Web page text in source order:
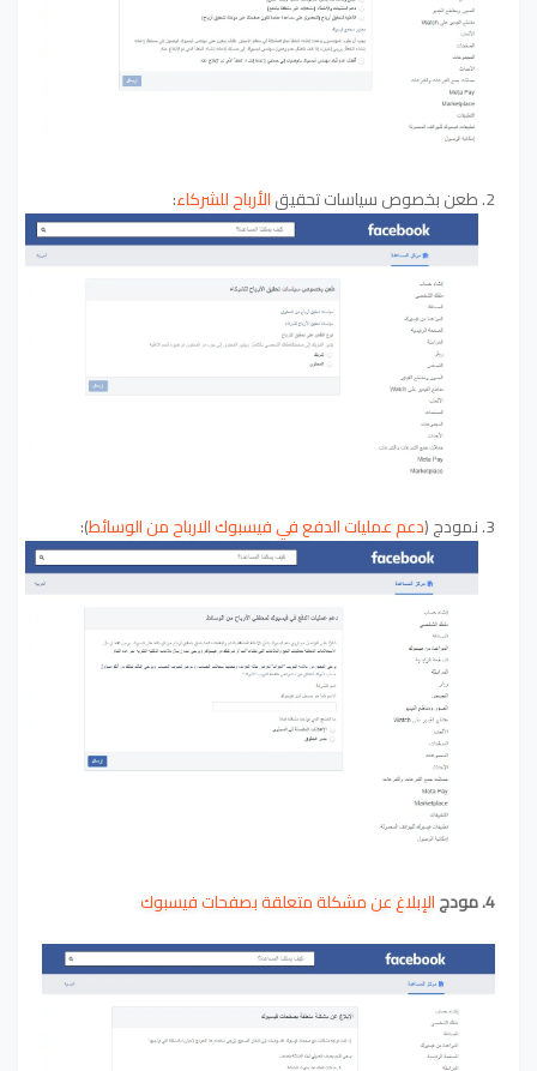
2. طعن بخصوص سياسات تحقيق الأرباح للشركاء:
3. نمودج ( دعم عمليات الدفع في فيسبوك الارباح من الوسائط):
4. مودج الإبلاغ عن مشكلة متعلقة بصفحات فيسبوك